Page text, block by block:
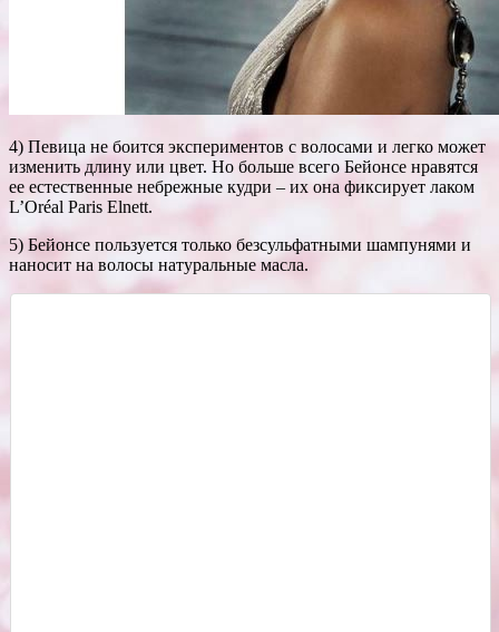
4) Певица не боится экспериментов с волосами и легко может
изменить длину или цвет. Но больше всего Бейонсе нравятся
ее естественные небрежные кудри – их она фиксирует лаком
L’Oréal Paris Elnett.
5) Бейонсе пользуется только безсульфатными шампунями и
наносит на волосы натуральные масла.